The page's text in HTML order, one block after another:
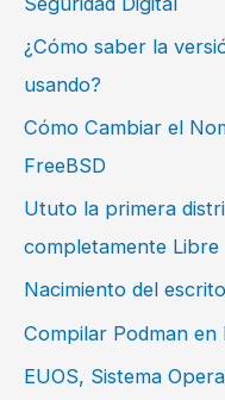
¿Cómo saber la
usando?
Cómo Cambiar el
FreeBSD
Ututo la primera
completamente Libre
Nacimiento del
Compilar Podman en
EUOS, Sistema